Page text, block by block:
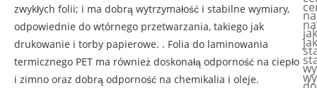
zwykłych folii; i ma dobrą wytrzymałość i stabilne wymiary,
odpowiednie do wtórnego przetwarzania, takiego jak
drukowanie i torby papierowe. . Folia do laminowania
termicznego PET ma również doskonałą odporność na ciepło
i zimno oraz dobrą odporność na chemikalia i oleje.